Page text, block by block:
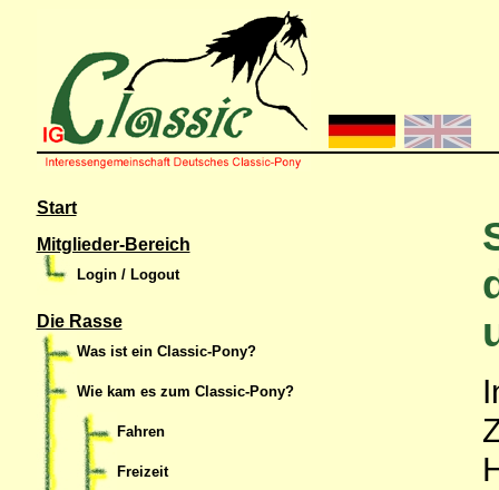
Start
Mitglieder-Bereich
Login / Logout
Die Rasse
Was ist ein Classic-Pony?
Wie kam es zum Classic-Pony?
Fahren
Freizeit